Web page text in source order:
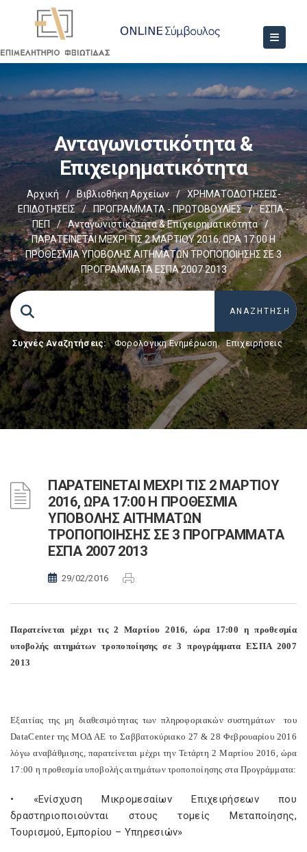
Ανταγωνιστικότητα &
Επιχειρηματικότητα
Αρχική / Βιβλιοθήκη Αρχείων /
ΧΡΗΜΑΤΟΔΟΤΗΣΕΙΣ-
ΕΠΙΔΟΤΗΣΕΙΣ
/ ΠΡΟΓΡΑΜΜΑΤΑ - ΠΡΩΤΟΒΟΥΛΙΕΣ /
ΕΣΠΑ -
ΠΕΠ
/ Ανταγωνιστικότητα & Επιχειρηματικότητα
/
ΠΑΡΑΤΕΙΝΕΤΑΙ ΜΕΧΡΙ ΤΙΣ 2 ΜΑΡΤΙΟΥ 2016, ΩΡΑ 17:00 Η
ΠΡΟΘΕΣΜΙΑ ΥΠΟΒΟΛΗΣ ΑΙΤΗΜΑΤΩΝ ΤΡΟΠΟΠΟΙΗΣΗΣ ΣΕ 3
ΠΡΟΓΡΑΜΜΑΤΑ ΕΣΠΑ 2007 2013
Συχνές Αναζητήσεις: Φορολογικη Ενημέρωση, Επιχειρήσεις
ΠΑΡΑΤΕΙΝΕΤΑΙ ΜΕΧΡΙ ΤΙΣ 2 ΜΑΡΤΙΟΥ
2016, ΩΡΑ 17:00 Η ΠΡΟΘΕΣΜΙΑ
ΥΠΟΒΟΛΗΣ ΑΙΤΗΜΑΤΩΝ
ΤΡΟΠΟΠΟΙΗΣΗΣ ΣΕ 3 ΠΡΟΓΡΑΜΜΑΤΑ
ΕΣΠΑ 2007 2013
29/02/2016
Παρατείνεται μέχρι τις 2 Μαρτίου 2016, ώρα 17:00 η προθεσμία
υποβολής αιτημάτων τροποποίησης σε 3 προγράμματα ΕΣΠΑ 2007
2013
Εξαιτίας της μη διαθεσιμότητας των πληροφοριακών συστημάτων
του
DataCenterτης ΜΟΔAE το Σαββατοκύριακο 27 & 28 Φεβρουαρίου 2016
λόγω αναβάθμισης, παρατείνεται μέχρι την Τετάρτη 2 Μαρτίου 2016, ώρα
17:00 η προθεσμία υποβολής αιτημάτων τροποποίησης στα Προγράμματα:
• «Ενίσχυση Μικρομεσαίων Επιχειρήσεων που
δραστηριοποιούνται στους τομείς Μεταποίησης,
Τουρισμού, Εμπορίου – Υπηρεσιών»